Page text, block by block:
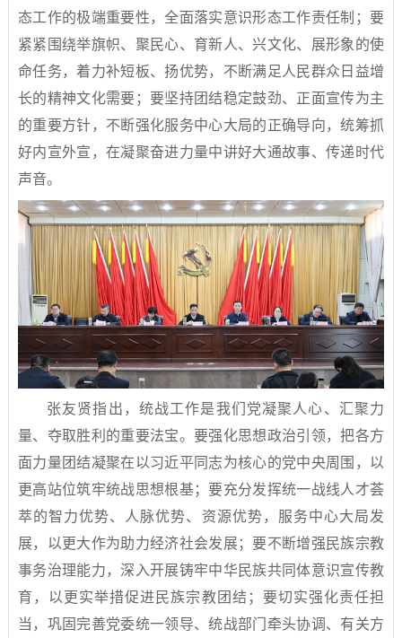
态工作的极端重要性，全面落实意识形态工作责任制；要
紧紧围绕举旗帜、聚民心、育新人、兴文化、展形象的使
命任务，着力补短板、扬优势，不断满足人民群众日益增
长的精神文化需要；要坚持团结稳定鼓劲、正面宣传为主
的重要方针，不断强化服务中心大局的正确导向，统筹抓
好内宣外宣，在凝聚奋进力量中讲好大通故事、传递时代
声音。
张友贤指出，统战工作是我们党凝聚人心、汇聚力
量、夺取胜利的重要法宝。要强化思想政治引领，把各方
面力量团结凝聚在以习近平同志为核心的党中央周围，以
更高站位筑牢统战思想根基；要充分发挥统一战线人才荟
萃的智力优势、人脉优势、资源优势，服务中心大局发
展，以更大作为助力经济社会发展；要不断增强民族宗教
事务治理能力，深入开展铸牢中华民族共同体意识宣传教
育，以更实举措促进民族宗教团结；要切实强化责任担
当，巩固完善党委统一领导、统战部门牵头协调、有关方